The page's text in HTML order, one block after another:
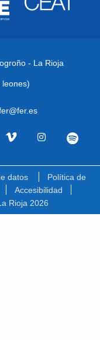
- La Rioja
datos
Política de
Accesibilidad
Rioja 2026